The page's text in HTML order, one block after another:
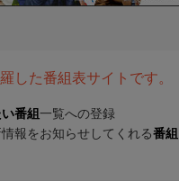
した番組表サイトです。
番組 一覧への登録
報をお知らせしてくれる番